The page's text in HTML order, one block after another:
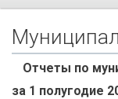
Отчеты по
за 1 полугодие